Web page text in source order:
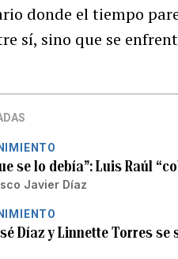
donde el tiempo
sí, sino que se
se lo debía”: Luis Raúl
Javier Díaz
Díaz y Linnette Torres se